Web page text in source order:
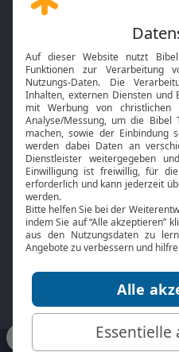
Gott und Bibel erklärt
Neuigkeiten
Bibel TV
Über uns
Jobs
Mediadaten